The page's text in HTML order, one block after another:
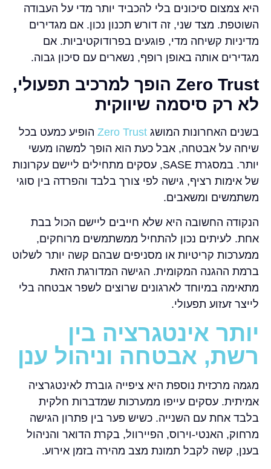
היא צמצום סיכונים בלי להכביד יותר מדי על העבודה
השוטפת. מצד שני, זה דורש תכנון נכון. אם מגדירים
מדיניות קשיחה מדי, פוגעים בפרודוקטיביות. אם
מגדירים אותה באופן רופף, נשארים עם סיכון גבוה.
Zero Trust הופך למרכיב תפעולי,
לא רק סיסמה שיווקית
בשנים האחרונות המושג Zero Trust הופיע כמעט בכל
שיחה על אבטחה, אבל כעת הוא הופך למשהו מעשי
יותר. במסגרת SASE, עסקים מתחילים ליישם עקרונות
של אימות רציף, גישה לפי צורך בלבד והפרדה בין סוגי
משתמשים ומשאבים.
הנקודה החשובה היא שלא חייבים ליישם הכול בבת
אחת. לעיתים נכון להתחיל ממשתמשים מרוחקים,
ממערכות קריטיות או מסניפים שבהם קשה יותר לשלוט
ברמת ההגנה המקומית. הגישה המדורגת הזאת
מתאימה במיוחד לארגונים שרוצים לשפר אבטחה בלי
לייצר זעזוע תפעולי.
יותר אינטגרציה בין
רשת, אבטחה וניהול ענן
מגמה מרכזית נוספת היא ציפייה גוברת לאינטגרציה
אמיתית. עסקים עייפו ממערכות שמדברות חלקית
בלבד אחת עם השנייה. כשיש פער בין פתרון הגישה
מרחוק, האנטי-וירוס, הפיירוול, בקרת הדואר והניהול
בענן, קשה לקבל תמונת מצב מהירה בזמן אירוע.